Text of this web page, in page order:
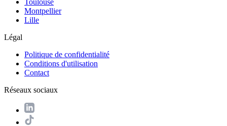
Montpellier
Lille
Légal
Politique de confidentialité
Conditions d'utilisation
Contact
Réseaux sociaux